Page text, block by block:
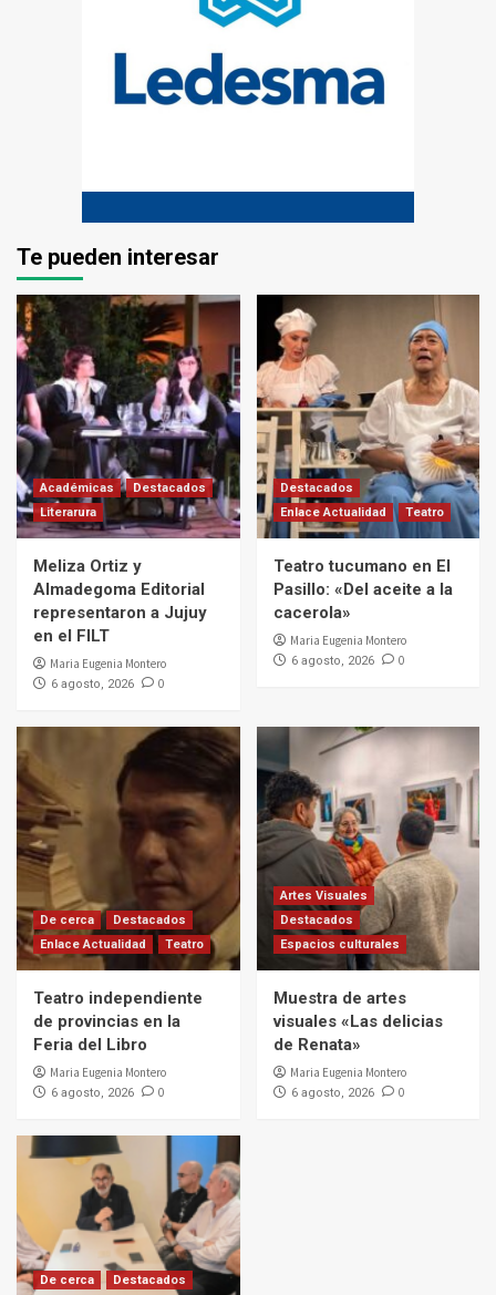
Te pueden interesar
Académicas
Destacados
Literarura
Meliza Ortiz y
Almadegoma Editorial
representaron a Jujuy
en el FILT
Maria Eugenia Montero
6 agosto, 2026 0
Destacados
Enlace Actualidad
Teatro
Teatro tucumano en El
Pasillo: «Del aceite a la
cacerola»
Maria Eugenia Montero
6 agosto, 2026 0
De cerca
Destacados
Enlace Actualidad
Teatro
Teatro independiente
de provincias en la
Feria del Libro
Maria Eugenia Montero
6 agosto, 2026 0
Artes Visuales
Destacados
Espacios culturales
Muestra de artes
visuales «Las delicias
de Renata»
Maria Eugenia Montero
6 agosto, 2026 0
De cerca Destacados